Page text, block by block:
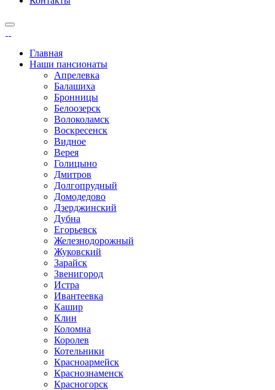
Главная
Наши пансионаты
Апрелевка
Балашиха
Бронницы
Белоозерск
Волоколамск
Воскресенск
Видное
Верея
Голицыно
Дмитров
Долгопрудный
Домодедово
Дзерджинский
Дубна
Егорьевск
Железнодорожный
Жуковский
Зарайск
Звенигород
Истра
Ивантеевка
Кашир
Клин
Коломна
Королев
Котельники
Красноармейск
Краснознаменск
Красногорск